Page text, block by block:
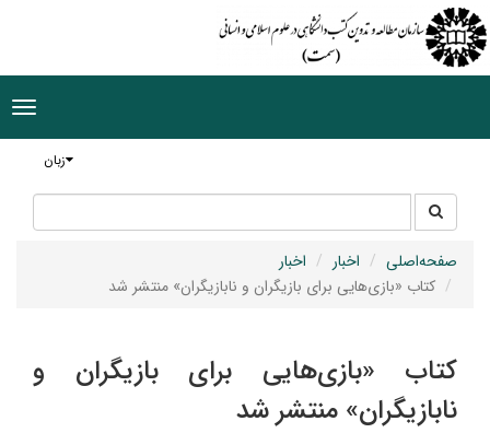
زبان
جستجو
در
سایت
صفحه‌اصلی اخبار
اخبار
کتاب «بازی‌هایی برای بازیگران و نابازیگران» منتشر شد
کتاب «بازی‌هایی برای بازیگران و
نابازیگران» منتشر شد